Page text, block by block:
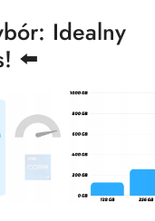
Idealny
⬅️